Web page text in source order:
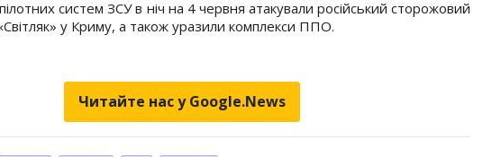
систем ЗСУ в ніч на 4 червня атакували російський сторожовий
у Криму, а також уразили комплекси ППО.
Читайте нас у Google.News